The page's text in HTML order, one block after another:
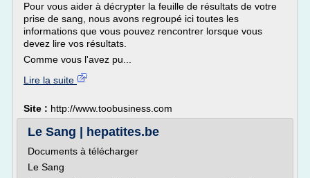
Pour vous aider à décrypter la feuille de résultats de votre
prise de sang, nous avons regroupé ici toutes les
informations que vous pouvez rencontrer lorsque vous
devez lire vos résultats.
Comme vous l'avez pu...
Lire la suite
Site : http://www.toobusiness.com
Le Sang | hepatites.be
Documents à télécharger
Le Sang